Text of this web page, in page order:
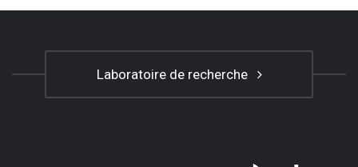
Laboratoire de recherche